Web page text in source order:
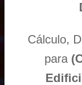
Cálculo,
para